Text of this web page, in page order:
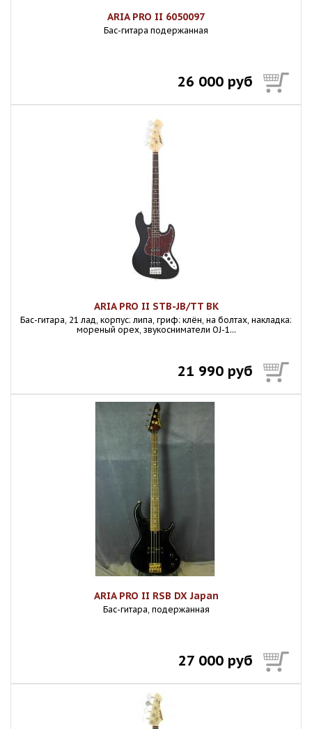
ARIA PRO II 6050097
Бас-гитара подержанная
26 000 руб
ARIA PRO II STB-JB/TT BK
Бас-гитара, 21 лад, корпус: липа, гриф: клён, на болтах, накладка:
мореный орех, звукосниматели OJ-1...
21 990 руб
ARIA PRO II RSB DX Japan
Бас-гитара, подержанная
27 000 руб